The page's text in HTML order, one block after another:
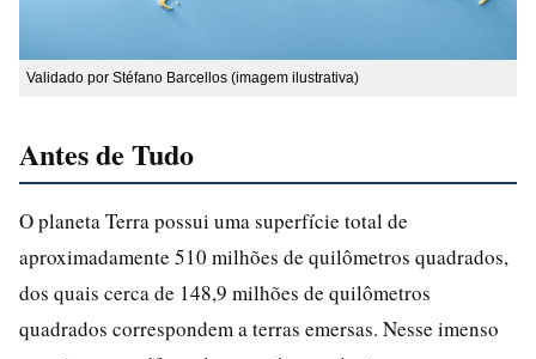
Validado por Stéfano Barcellos (imagem ilustrativa)
Antes de Tudo
O planeta Terra possui uma superfície total de
aproximadamente 510 milhões de quilômetros quadrados,
dos quais cerca de 148,9 milhões de quilômetros
quadrados correspondem a terras emersas. Nesse imenso